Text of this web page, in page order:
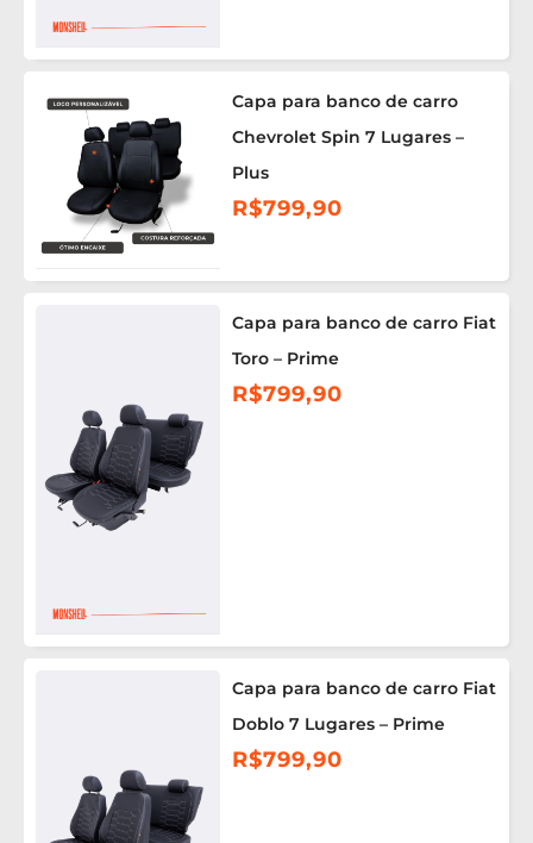
Capa para banco de carro
Chevrolet Spin 7 Lugares –
Plus
R$799,90
Capa para banco de carro Fiat
Toro – Prime
R$799,90
Capa para banco de carro Fiat
Doblo 7 Lugares – Prime
R$799,90